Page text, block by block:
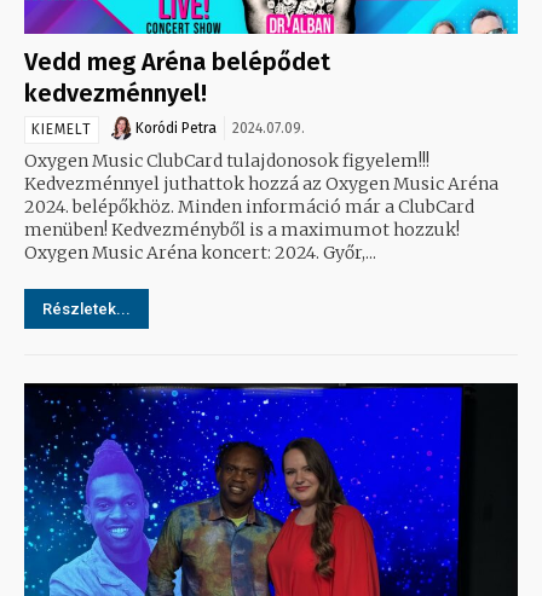
Vedd meg Aréna belépődet
kedvezménnyel!
KIEMELT Koródi Petra 2024.07.09.
Oxygen Music ClubCard tulajdonosok figyelem!!!
Kedvezménnyel juthattok hozzá az Oxygen Music Aréna
2024. belépőkhöz. Minden információ már a ClubCard
menüben! Kedvezményből is a maximumot hozzuk!
Oxygen Music Aréna koncert: 2024. Győr,...
Részletek...